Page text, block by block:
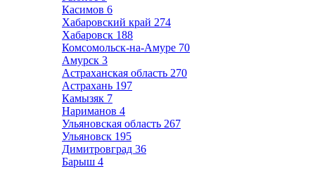
Касимов 6
Хабаровский край 274
Хабаровск 188
Комсомольск-на-Амуре 70
Амурск 3
Астраханская область 270
Астрахань 197
Камызяк 7
Нариманов 4
Ульяновская область 267
Ульяновск 195
Димитровград 36
Барыш 4